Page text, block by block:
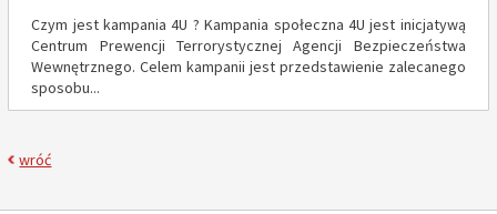
Czym jest kampania 4U ? Kampania społeczna 4U jest inicjatywą
Centrum Prewencji Terrorystycznej Agencji Bezpieczeństwa
Wewnętrznego. Celem kampanii jest przedstawienie zalecanego
sposobu...
wróć